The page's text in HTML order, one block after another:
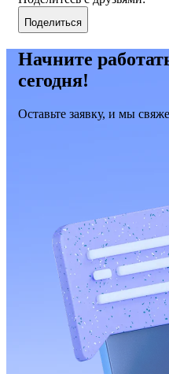
Поделиться
Начните
сегодня!
Оставьте заявку, и мы